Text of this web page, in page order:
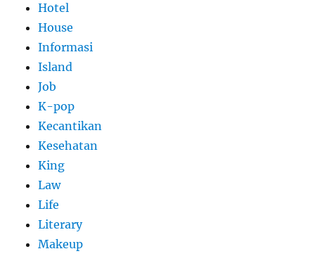
Hotel
House
Informasi
Island
Job
K-pop
Kecantikan
Kesehatan
King
Law
Life
Literary
Makeup